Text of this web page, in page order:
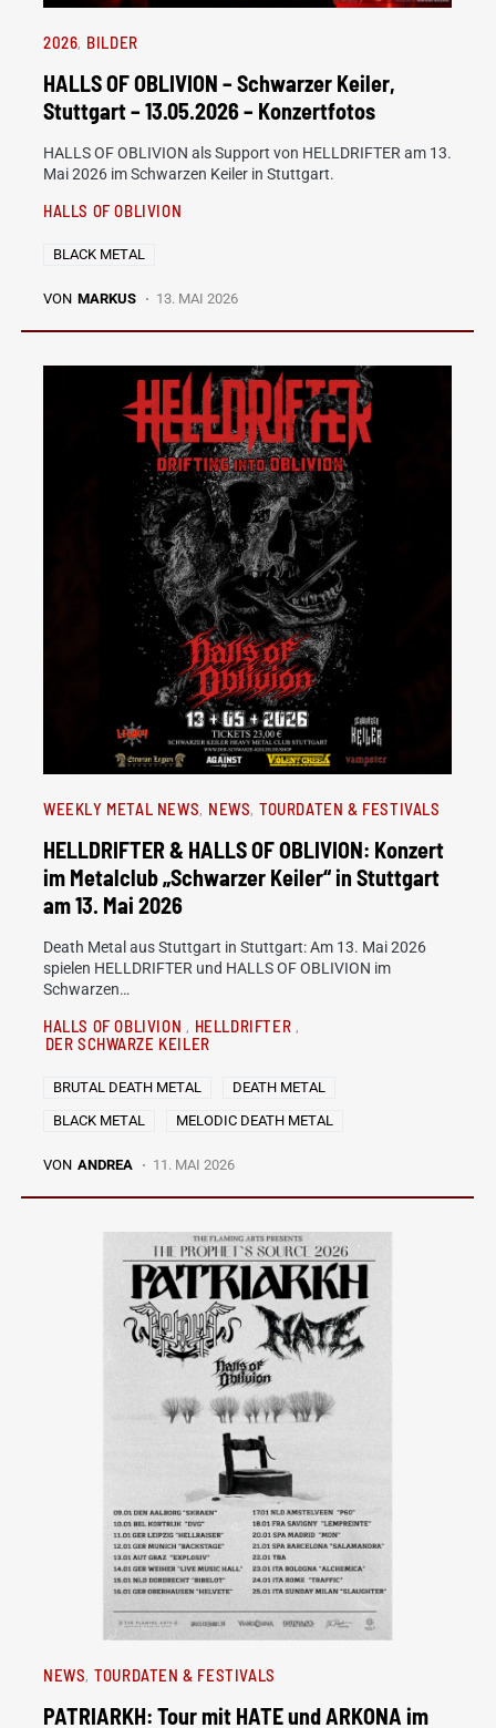
2026 BILDER
HALLS OF OBLIVION – Schwarzer Keiler,
Stuttgart – 13.05.2026 – Konzertfotos
HALLS OF OBLIVION als Support von HELLDRIFTER am 13.
Mai 2026 im Schwarzen Keiler in Stuttgart.
HALLS OF OBLIVION
BLACK METAL
VON MARKUS 13. MAI 2026
WEEKLY METAL NEWS NEWS TOURDATEN & FESTIVALS
HELLDRIFTER & HALLS OF OBLIVION: Konzert
im Metalclub „Schwarzer Keiler“ in Stuttgart
am 13. Mai 2026
Death Metal aus Stuttgart in Stuttgart: Am 13. Mai 2026
spielen HELLDRIFTER und HALLS OF OBLIVION im
Schwarzen…
HALLS OF OBLIVION
HELLDRIFTER
DER SCHWARZE KEILER
BRUTAL DEATH METAL
DEATH METAL
BLACK METAL
MELODIC DEATH METAL
VON ANDREA 11. MAI 2026
NEWS TOURDATEN & FESTIVALS
PATRIARKH: Tour mit HATE und ARKONA im